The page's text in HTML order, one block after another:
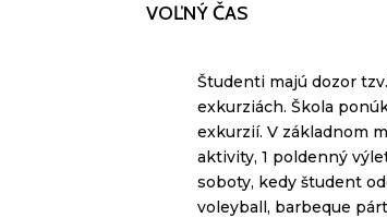
VOĽNÝ ČAS
Študenti majú dozor
exkurziách. Škola
exkurzií. V základnom
aktivity, 1 poldenný
soboty, kedy študent
voleyball, barbeque